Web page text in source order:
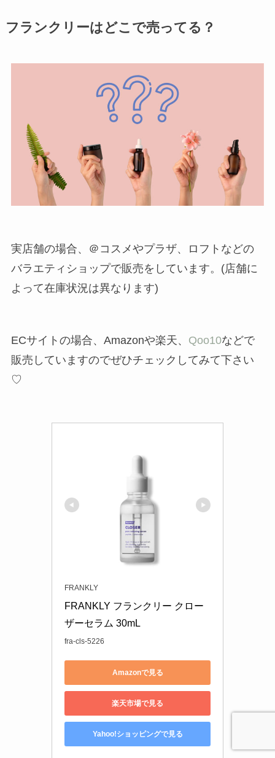
フランクリーはどこで売ってる？
実店舗の場合、＠コスメやプラザ、ロフトなどの
バラエティショップで販売をしています。(店舗に
よって在庫状況は異なります)
ECサイトの場合、Amazonや楽天、 Qoo10などで
販売していますのでぜひチェックしてみて下さい
♡
FRANKLY
FRANKLY フランクリー クロー
ザーセラム 30mL
fra-cls-5226
Amazonで見る
楽天市場で見る
Yahoo!ショッピングで見る